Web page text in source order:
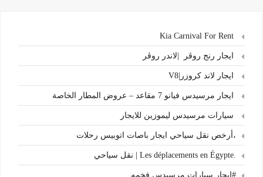
ايجار رنج روڤر |لاندر روڤر
ايجار لاند كروزر|V8
ايجار مرسيدس فيانو 7 مقاعد – عروض المطار الخاصة
سيارات مرسيدس ليموزين للايجار
،أرخص نقل سياحي ايجار باصات اتوبيس رحلات
.Les déplacements en Égypte | نقل سياحي
#ايجار سيارات مرسيدس فخمه